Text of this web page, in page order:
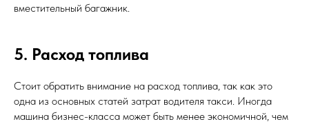
вместительный багажник.
5. Расход топлива
Стоит обратить внимание на расход топлива, так как это
одна из основных статей затрат водителя такси. Иногда
машина бизнес-класса может быть менее экономичной, чем